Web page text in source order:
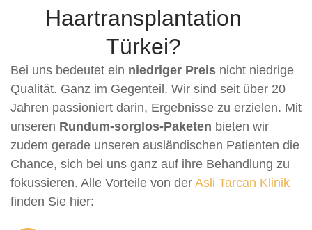
Haartransplantation
Türkei?
Bei uns bedeutet ein niedriger Preis nicht niedrige
Qualität. Ganz im Gegenteil. Wir sind seit über 20
Jahren passioniert darin, Ergebnisse zu erzielen. Mit
unseren Rundum-sorglos-Paketen bieten wir
zudem gerade unseren ausländischen Patienten die
Chance, sich bei uns ganz auf ihre Behandlung zu
fokussieren. Alle Vorteile von der Asli Tarcan Klinik
finden Sie hier: